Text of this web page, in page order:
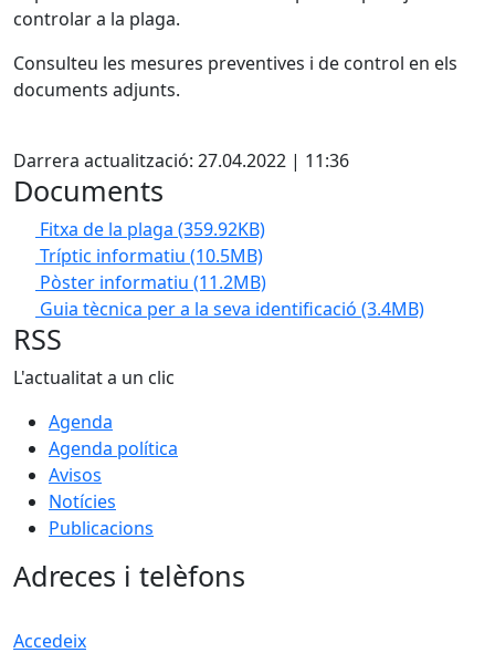
controlar a la plaga.
Consulteu les mesures preventives i de control en els
documents adjunts.
Darrera actualització: 27.04.2022 | 11:36
Documents
Fitxa de la plaga (359.92KB)
Tríptic informatiu (10.5MB)
Pòster informatiu (11.2MB)
Guia tècnica per a la seva identificació (3.4MB)
RSS
L'actualitat a un clic
Agenda
Agenda política
Avisos
Notícies
Publicacions
Adreces i telèfons
Accedeix